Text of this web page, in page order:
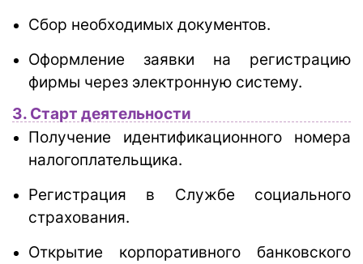
Сбор необходимых документов.
Оформление заявки на регистрацию
фирмы через электронную систему.
3. Старт деятельности
Получение идентификационного номера
налогоплательщика.
Регистрация в Службе социального
страхования.
Открытие корпоративного банковского